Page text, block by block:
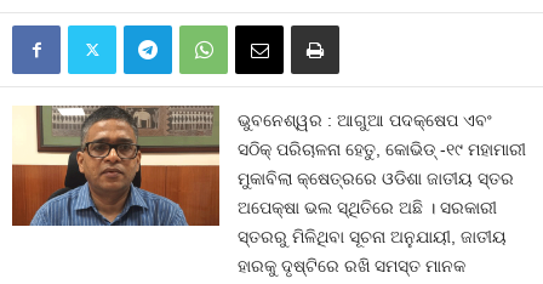
ଭୁବନେଶ୍ୱର : ଆଗୁଆ ପଦକ୍ଷେପ ଏବଂ
ସଠିକ୍ ପରିଚାଳନା ହେତୁ, କୋଭିଡ୍ -୧୯ ମହାମାରୀ
ମୁକାବିଲା କ୍ଷେତ୍ରରେ ଓଡିଶା ଜାତୀୟ ସ୍ତର
ଅପେକ୍ଷା ଭଲ ସ୍ଥିତିରେ ଅଛି । ସରକାରୀ
ସ୍ତରରୁ ମିଳିଥିବା ସୂଚନା ଅନୁଯାୟୀ, ଜାତୀୟ
ହାରକୁ ଦୃଷ୍ଟିରେ ରଖି ସମସ୍ତ ମାନକ